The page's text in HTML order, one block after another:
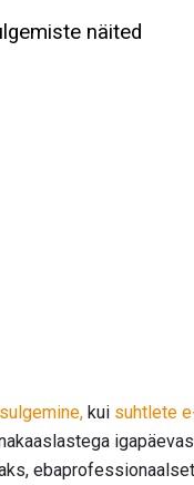
näited
kui suhtlete